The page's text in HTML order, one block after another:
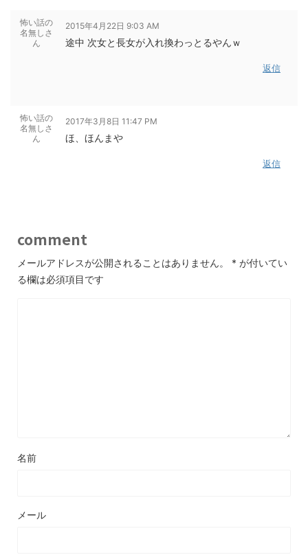
怖い話の
名無しさ
ん
2015年4月22日 9:03 AM
途中 次女と長女が入れ換わっとるやんｗ
返信
怖い話の
名無しさ
ん
2017年3月8日 11:47 PM
ほ、ほんまや
返信
comment
メールアドレスが公開されることはありません。 * が付いてい
る欄は必須項目です
名前
メール